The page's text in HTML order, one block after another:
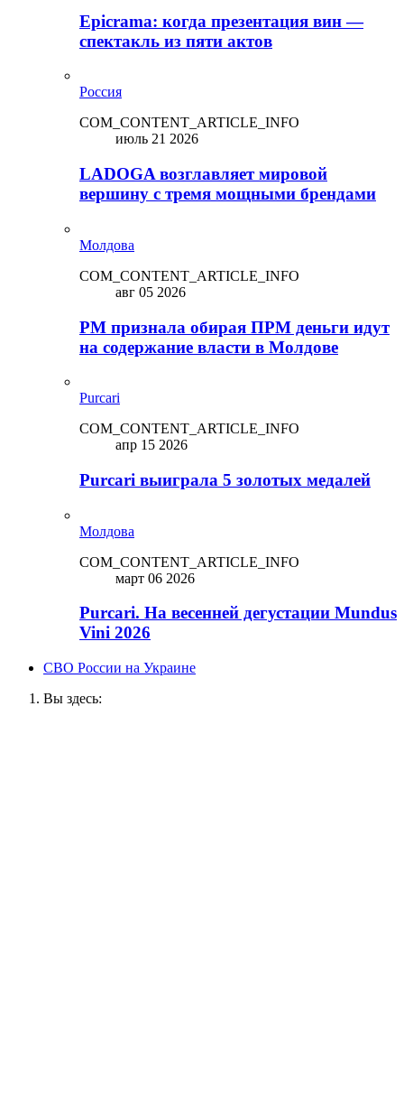
Epicrama: когда презентация вин —
спектакль из пяти актов
Россия
COM_CONTENT_ARTICLE_INFO
июль 21 2026
LADOGA возглавляет мировой
вершину с тремя мощными брендами
Молдова
COM_CONTENT_ARTICLE_INFO
авг 05 2026
PM признала обирая ПРМ деньги идут
на содержание власти в Молдове
Purcari
COM_CONTENT_ARTICLE_INFO
апр 15 2026
Purcari выиграла 5 золотых медалей
Молдова
COM_CONTENT_ARTICLE_INFO
март 06 2026
Purcari. На весенней дегустации Mundus
Vini 2026
СВО России на Украине
Вы здесь: